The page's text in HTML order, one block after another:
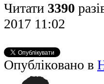
Читати 3390
2017 11:02
Опубліковано в